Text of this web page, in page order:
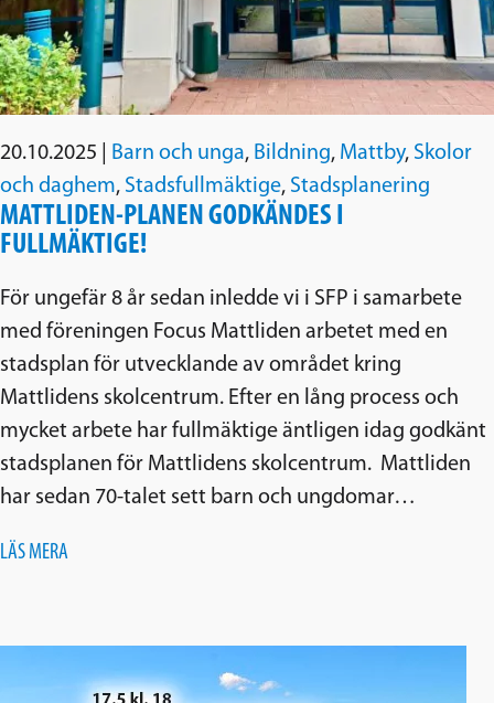
20.10.2025 Barn och unga, Bildning, Mattby, Skolor
och daghem, Stadsfullmäktige, Stadsplanering
MATTLIDEN-PLANEN GODKÄNDES I
FULLMÄKTIGE!
För ungefär 8 år sedan inledde vi i SFP i samarbete
med föreningen Focus Mattliden arbetet med en
stadsplan för utvecklande av området kring
Mattlidens skolcentrum. Efter en lång process och
mycket arbete har fullmäktige äntligen idag godkänt
stadsplanen för Mattlidens skolcentrum. Mattliden
har sedan 70-talet sett barn och ungdomar…
LÄS MERA